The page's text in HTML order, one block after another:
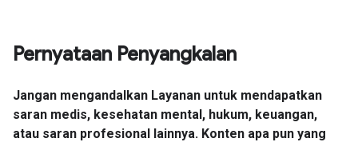
Pernyataan Penyangkalan
Jangan mengandalkan Layanan untuk mendapatkan
saran medis, kesehatan mental, hukum, keuangan,
atau saran profesional lainnya. Konten apa pun yang